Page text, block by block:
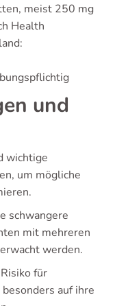
meist 250 mg
Health
und
wichtige
um mögliche
schwangere
mit mehreren
werden.
für
auf ihre